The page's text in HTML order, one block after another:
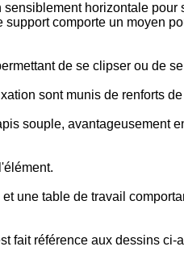
horizontale pour
comporte un moyen
de se clipser ou de
sont munis de renforts
souple, avantageusement
une table de travail
fait référence aux dessins ci-